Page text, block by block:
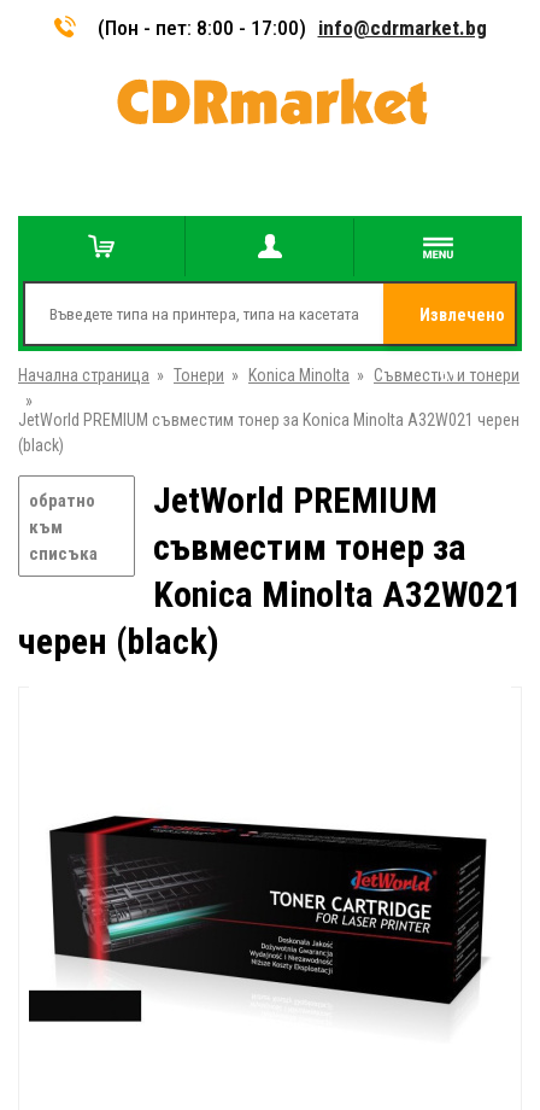
(Пон - пет: 8:00 - 17:00) info@cdrmarket.bg
Извлечено
от
Начална страница » Тонери » Konica Minolta » Съвместими тонери
»
JetWorld PREMIUM съвместим тонер за Konica Minolta A32W021 черен
(black)
обратно
към
списъка
JetWorld PREMIUM
съвместим тонер за
Konica Minolta A32W021
черен (black)